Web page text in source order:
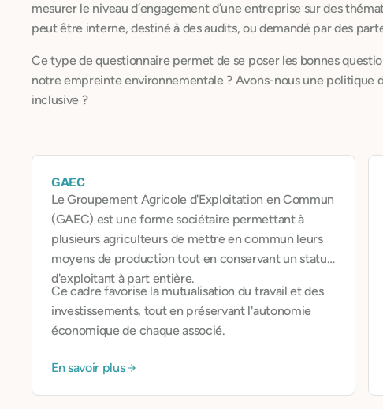
mesurer le niveau d’engagement d’une entreprise sur des
peut être interne, destiné à des audits, ou demandé par des
Ce type de questionnaire permet de se poser les bonnes
notre empreinte environnementale ? Avons-nous une politique
inclusive ?
GAEC
Le Groupement Agricole d'Exploitation en Commun
(GAEC) est une forme sociétaire permettant à
plusieurs agriculteurs de mettre en commun leurs
moyens de production tout en conservant un statut
d'exploitant à part entière.
Ce cadre favorise la mutualisation du travail et des
investissements, tout en préservant l'autonomie
économique de chaque associé.
En savoir plus